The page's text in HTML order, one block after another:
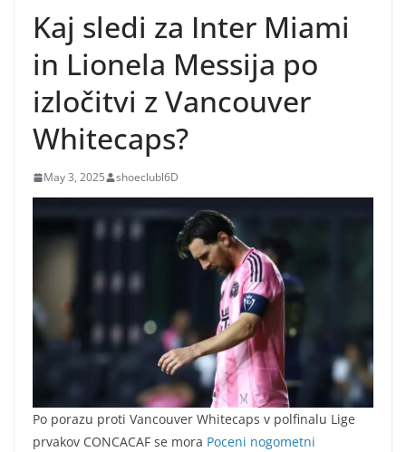
Kaj sledi za Inter Miami
in Lionela Messija po
izločitvi z Vancouver
Whitecaps?
May 3, 2025 shoeclubl6D
Po porazu proti Vancouver Whitecaps v polfinalu Lige
prvakov CONCACAF se mora Poceni nogometni